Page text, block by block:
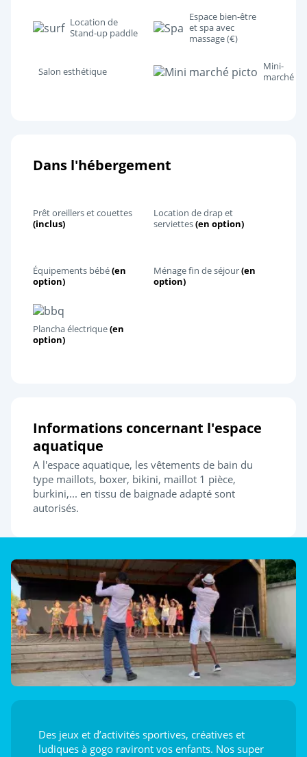
Location de
Stand-up paddle
Espace bien-être
et spa avec
massage (€)
Salon esthétique
Mini-
marché
Dans l'hébergement
Prêt oreillers et couettes
(inclus)
Location de drap et
serviettes(en option)
Équipements bébé(en
option)
Ménage fin de séjour(en
option)
Plancha électrique(en
option)
Informations concernant l'espace
aquatique
A l'espace aquatique, les vêtements de bain du
type maillots, boxer, bikini, maillot 1 pièce,
burkini,... en tissu de baignade adapté sont
autorisés.
Des jeux et d’activités sportives, créatives et
ludiques à gogo raviront vos enfants. Nos super